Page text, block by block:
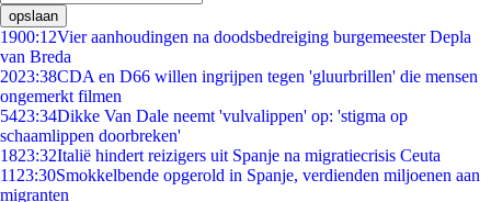
opslaan
1900:12Vier aanhoudingen na doodsbedreiging burgemeester Depla
van Breda
2023:38CDA en D66 willen ingrijpen tegen 'gluurbrillen' die mensen
ongemerkt filmen
5423:34Dikke Van Dale neemt 'vulvalippen' op: 'stigma op
schaamlippen doorbreken'
1823:32Italië hindert reizigers uit Spanje na migratiecrisis Ceuta
11 23:30Smokkelbende opgerold in Spanje, verdienden miljoenen aan
migranten